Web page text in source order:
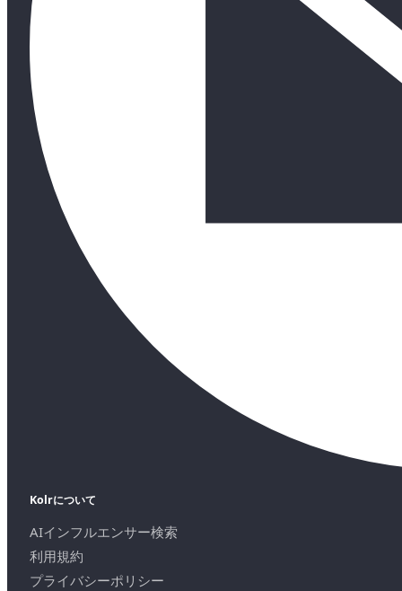
Kolrについて
AIインフルエンサー検索
利用規約
プライバシーポリシー